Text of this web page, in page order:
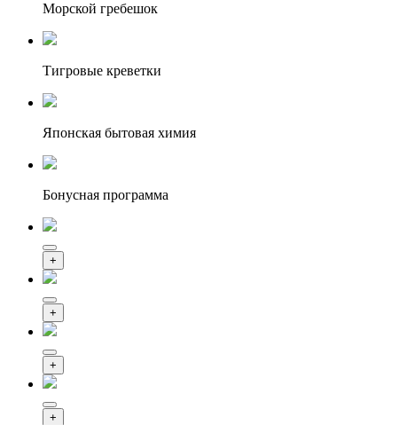
Морской гребешок
Тигровые креветки
Японская бытовая химия
Бонусная программа
+
+
+
+